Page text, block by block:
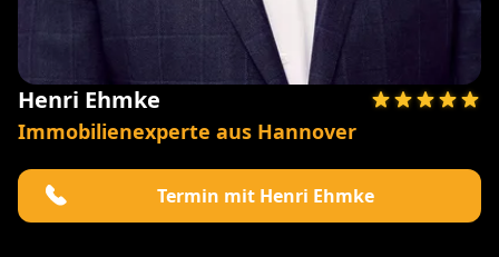
Henri Ehmke
Immobilienexperte aus Hannover
Termin mit Henri Ehmke